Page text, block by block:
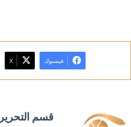
فيسبوك X
قسم التحرير